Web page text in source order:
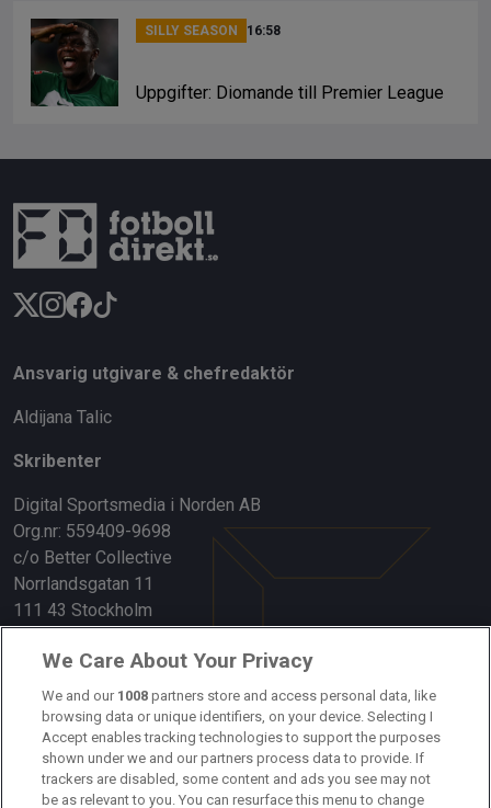
SILLY SEASON 16:58
Uppgifter: Diomande till Premier League
Ansvarig utgivare & chefredaktör
Aldijana Talic
Skribenter
Digital Sportsmedia i Norden AB
Org.nr: 559409-9698
c/o Better Collective
Norrlandsgatan 11
111 43 Stockholm
Länkar
Om oss
Kontakta oss
Kundtjänst
We Care About Your Privacy
We and our 1008 partners store and access personal data, like
browsing data or unique identifiers, on your device. Selecting I
Accept enables tracking technologies to support the purposes
shown under we and our partners process data to provide. If
trackers are disabled, some content and ads you see may not
be as relevant to you. You can resurface this menu to change